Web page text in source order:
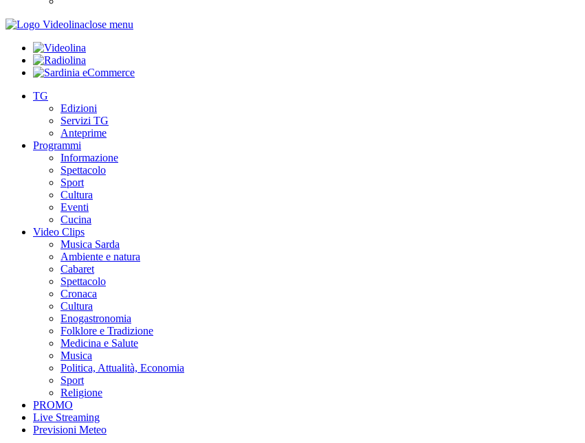
close menu
TG
Edizioni
Servizi TG
Anteprime
Programmi
Informazione
Spettacolo
Sport
Cultura
Eventi
Cucina
Video Clips
Musica Sarda
Ambiente e natura
Cabaret
Spettacolo
Cronaca
Cultura
Enogastronomia
Folklore e Tradizione
Medicina e Salute
Musica
Politica, Attualità, Economia
Sport
Religione
PROMO
Live Streaming
Previsioni Meteo